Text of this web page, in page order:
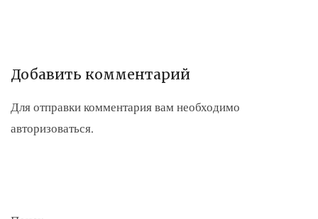
Добавить комментарий
Для отправки комментария вам необходимо
авторизоваться.